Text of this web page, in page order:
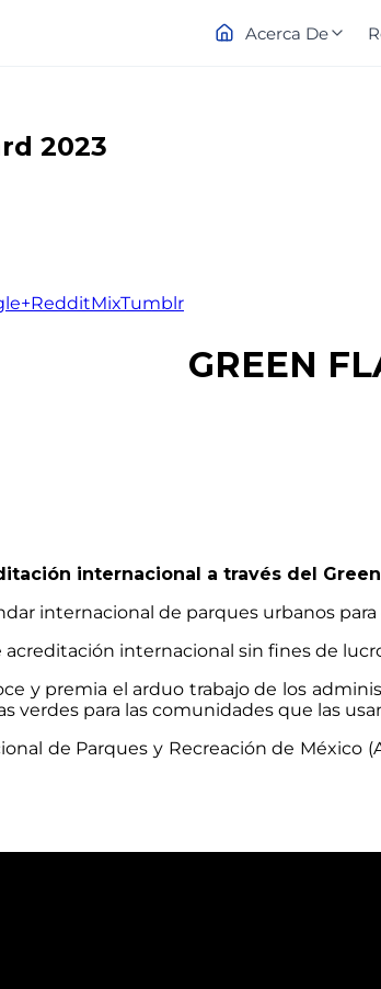
Acerca De
2023
RedditMixTumblr
GREEN
internacional a través del
internacional de parques urbanos
acreditación internacional sin fines de
y premia el arduo trabajo de los
verdes para las comunidades que las
de Parques y Recreación de